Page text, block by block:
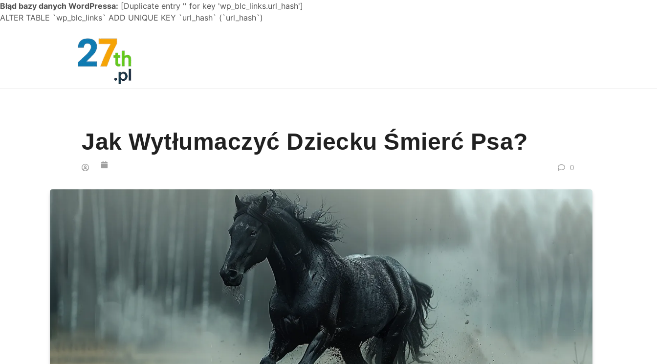
Błąd bazy danych WordPressa: [Duplicate entry '' for key 'wp_blc_links.url_hash']
ALTER TABLE `wp_blc_links` ADD UNIQUE KEY `url_hash` (`url_hash`)
Jak Wytłumaczyć Dziecku Śmierć Psa?
0